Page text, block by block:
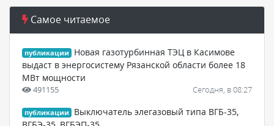
Самое читаемое
публикации
Новая газотурбинная ТЭЦ в Касимове
выдаст в энергосистему Рязанской области более 18
МВт мощности
491155 Сегодня, в 08:27
публикации
Выключатель элегазовый типа ВГБ-35,